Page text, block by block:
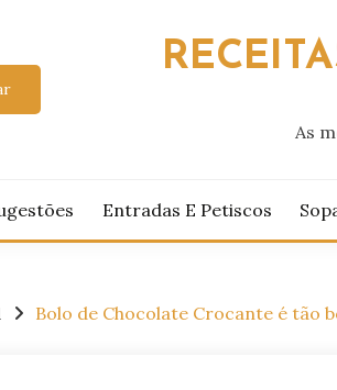
As
Entradas E Petiscos
Bolo de Chocolate Crocante é tão